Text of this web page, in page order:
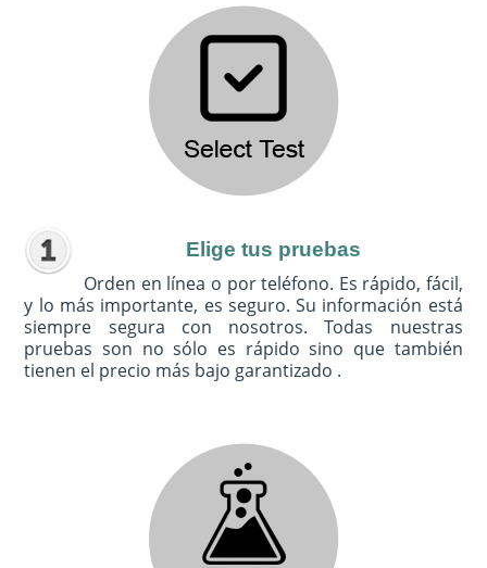
Elige tus pruebas
Orden en línea o por teléfono. Es rápido, fácil,
y lo más importante, es seguro. Su información está
siempre segura con nosotros. Todas nuestras
pruebas son no sólo es rápido sino que también
tienen el precio más bajo garantizado .